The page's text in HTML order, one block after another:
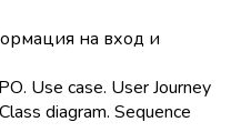
на вход и
Use case. User Journey
diagram. Sequence